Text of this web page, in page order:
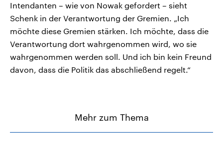
Intendanten – wie von Nowak gefordert – sieht
Schenk in der Verantwortung der Gremien. „Ich
möchte diese Gremien stärken. Ich möchte, dass die
Verantwortung dort wahrgenommen wird, wo sie
wahrgenommen werden soll. Und ich bin kein Freund
davon, dass die Politik das abschließend regelt.“
Mehr zum Thema